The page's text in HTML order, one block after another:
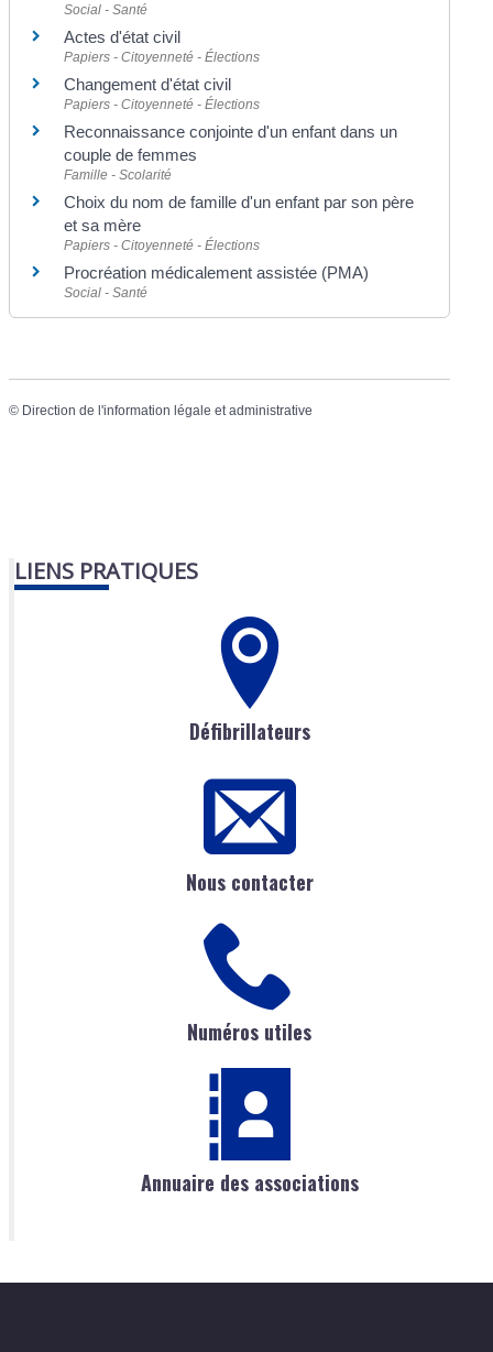
Social - Santé
Actes d'état civil
Papiers - Citoyenneté - Élections
Changement d'état civil
Papiers - Citoyenneté - Élections
Reconnaissance conjointe d'un enfant dans un
couple de femmes
Famille - Scolarité
Choix du nom de famille d'un enfant par son père
et sa mère
Papiers - Citoyenneté - Élections
Procréation médicalement assistée (PMA)
Social - Santé
© Direction de l'information légale et administrative
LIENS PRATIQUES
Défibrillateurs
Nous contacter
Numéros utiles
Annuaire des associations